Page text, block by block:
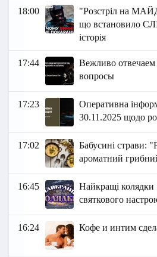
18:00
"Розстріл на
що встановило
історія
17:44
Вежливо отвечаем
вопросы
17:23
Оперативна
30.11.2025 щодо
17:02
Бабусині страви:
ароматний
16:45
Найкращі
святкового
16:24 Кофе и интим